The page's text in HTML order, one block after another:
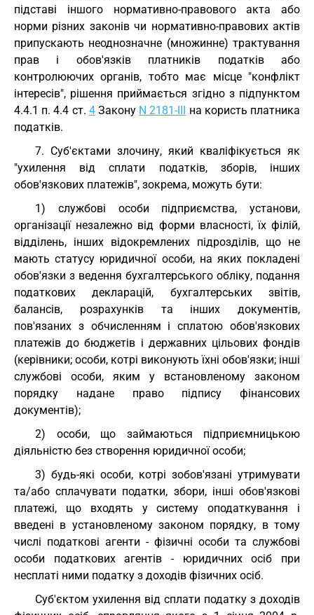
підставі іншого нормативно-правового акта або
норми різних законів чи нормативно-правових актів
припускають неоднозначне (множинне) трактування
прав і обов'язків платників податків або
контролюючих органів, тобто має місце "конфлікт
інтересів", рішення приймається згідно з підпунктом
4.4.1 п. 4.4 ст. 4Закону N 2181-III на користь платника
податків.
7. Суб'єктами злочину, який кваліфікується як
"ухилення від сплати податків, зборів, інших
обов'язкових платежів", зокрема, можуть бути:
1) службові особи підприємства, установи,
організації незалежно від форми власності, їх філій,
відділень, інших відокремлених підрозділів, що не
мають статусу юридичної особи, на яких покладені
обов'язки з ведення бухгалтерського обліку, подання
податкових декларацій, бухгалтерських звітів,
балансів, розрахунків та інших документів,
пов'язаних з обчисленням і сплатою обов'язкових
платежів до бюджетів і державних цільових фондів
(керівники; особи, котрі виконують їхні обов'язки; інші
службові особи, яким у встановленому законом
порядку надане право підпису фінансових
документів);
2) особи, що займаються підприємницькою
діяльністю без створення юридичної особи;
3) будь-які особи, котрі зобов'язані утримувати
та/або сплачувати податки, збори, інші обов'язкові
платежі, що входять у систему оподаткування і
введені в установленому законом порядку, в тому
числі податкові агенти - фізичні особи та службові
особи податкових агентів - юридичних осіб при
несплаті ними податку з доходів фізичних осіб.
Суб'єктом ухилення від сплати податку з доходів